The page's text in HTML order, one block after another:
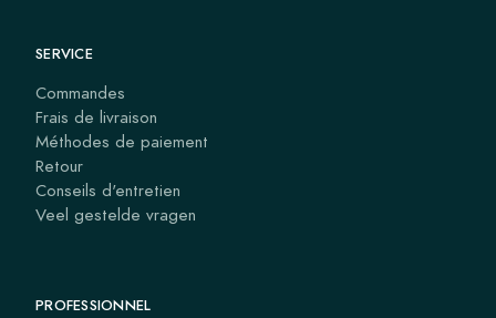
SERVICE
Commandes
Frais de livraison
Méthodes de paiement
Retour
Conseils d'entretien
Veel gestelde vragen
PROFESSIONNEL